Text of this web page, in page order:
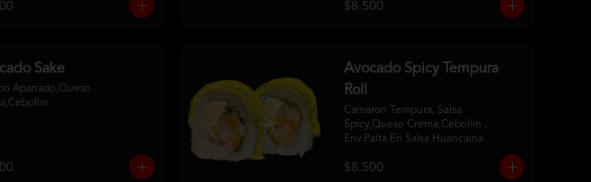
$8.500
Sake
Apanado,Queso
Avocado Spicy Tempura
Roll
Camaron Tempura, Salsa
Spicy,Queso Crema,Cebollin ,
Env.Palta En Salsa Huancaina
$8.500